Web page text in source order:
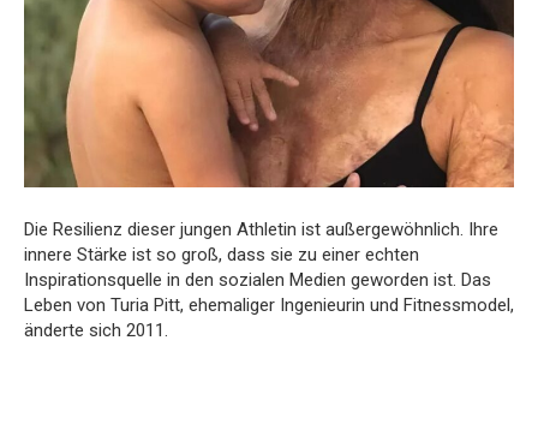
Die Resilienz dieser jungen Athletin ist außergewöhnlich. Ihre
innere Stärke ist so groß, dass sie zu einer echten
Inspirationsquelle in den sozialen Medien geworden ist. Das
Leben von Turia Pitt, ehemaliger Ingenieurin und Fitnessmodel,
änderte sich 2011.